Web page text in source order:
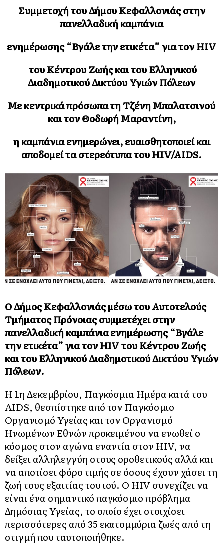
Συμμετοχή του Δήμου Κεφαλλονιάς στην
πανελλαδική καμπάνια
ενημέρωσης “Βγάλε την ετικέτα” για τον HIV
του Κέντρου Ζωής και του Ελληνικού
Διαδημοτικού Δικτύου Υγιών Πόλεων
Με κεντρικά πρόσωπα τη Τζένη Μπαλατσινού
και τον Θοδωρή Μαραντίνη,
η καμπάνια ενημερώνει, ευαισθητοποιεί και
αποδομεί τα στερεότυπα του HIV/AIDS.
Ο Δήμος Κεφαλλονιάς μέσω του Αυτοτελούς
Τμήματος Πρόνοιας συμμετέχει στην
πανελλαδική καμπάνια ενημέρωσης “Βγάλε
την ετικέτα” για τονHIVτου Κέντρου Ζωής
και του Ελληνικού Διαδημοτικού Δικτύου Υγιών
Πόλεων.
Η 1η Δεκεμβρίου, Παγκόσμια Ημέρα κατά του
AIDS, θεσπίστηκε από τον Παγκόσμιο
Οργανισμό Υγείας και τον Οργανισμό
Ηνωμένων Εθνών προκειμένου να ενωθεί ο
κόσμος στον αγώνα εναντία στον HIV, να
δείξει αλληλεγγύη στους οροθετικούς αλλά και
να αποτίσει φόρο τιμής σε όσους έχουν χάσει τη
ζωή τους εξαιτίας του ιού. Ο HIV συνεχίζει να
είναι ένα σημαντικό παγκόσμιο πρόβλημα
Δημόσιας Υγείας, το οποίο έχει στοιχίσει
περισσότερες από 35 εκατομμύρια ζωές από τη
στιγμή που ταυτοποιήθηκε.